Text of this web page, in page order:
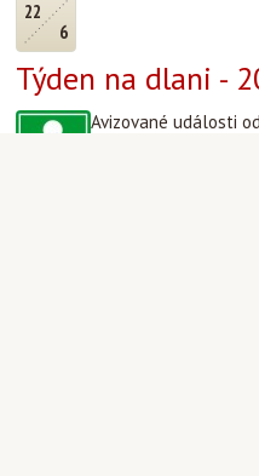
22
6
Týden na dlani -
Avizované události